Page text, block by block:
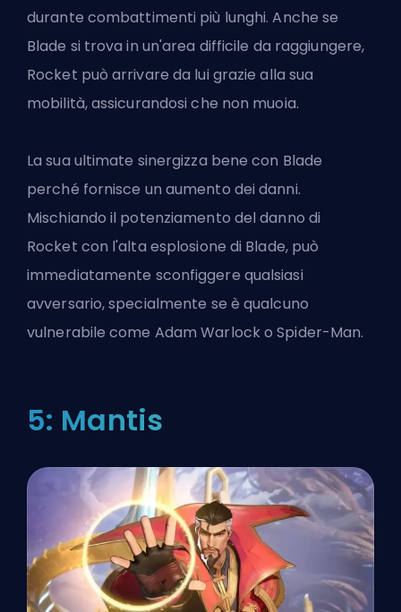
durante combattimenti più lunghi. Anche se
Blade si trova in un'area difficile da raggiungere,
Rocket può arrivare da lui grazie alla sua
mobilità, assicurandosi che non muoia.
La sua ultimate sinergizza bene con Blade
perché fornisce un aumento dei danni.
Mischiando il potenziamento del danno di
Rocket con l'alta esplosione di Blade, può
immediatamente sconfiggere qualsiasi
avversario, specialmente se è qualcuno
vulnerabile come Adam Warlock o Spider-Man.
5: Mantis